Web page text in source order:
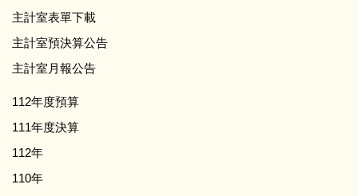
主計室表單下載
主計室預決算公告
主計室月報公告
112年度預算
111年度決算
112年
110年